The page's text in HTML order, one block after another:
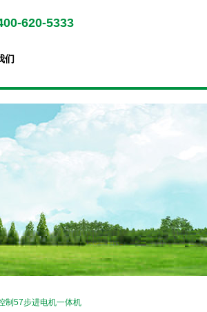
620-5333
们
制57步进电机一体机